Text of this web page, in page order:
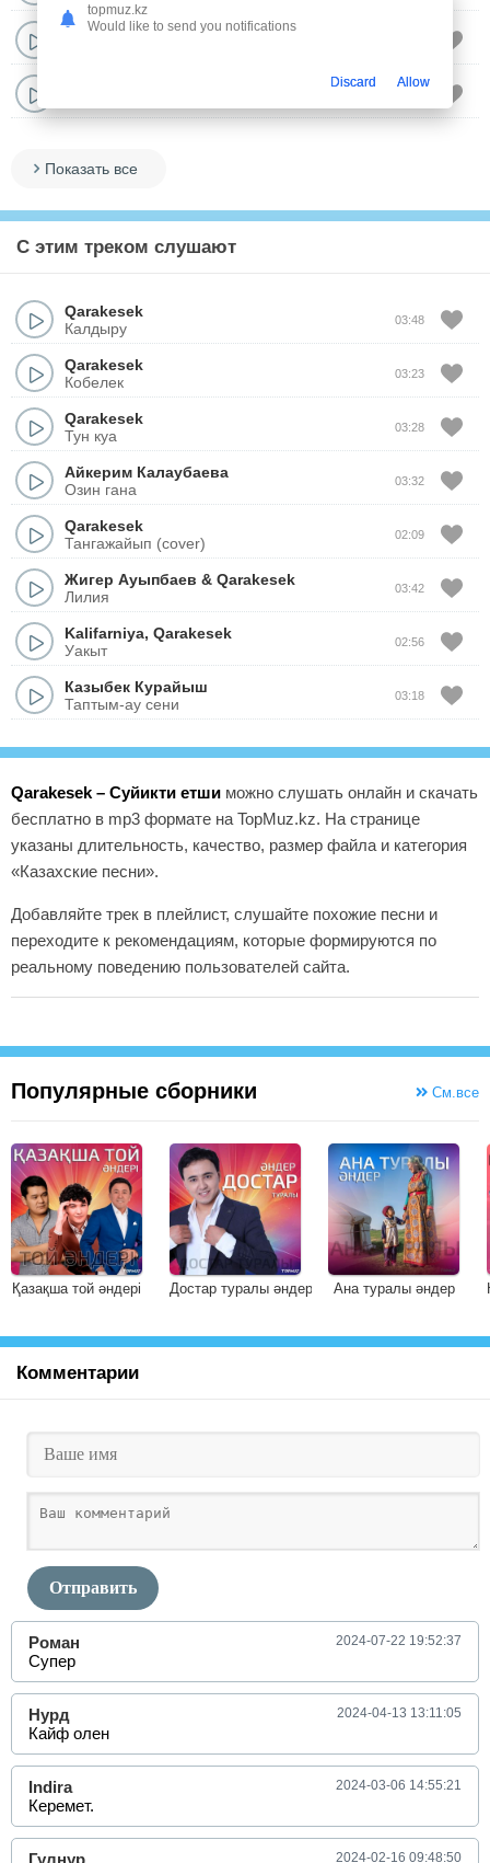
Qarakesek
Показать все
С этим треком слушают
Qarakesek
Калдыру
03:48
Qarakesek
Кобелек
03:23
Qarakesek
Тун куа
03:28
Айкерим Калаубаева
Озин гана
03:32
Qarakesek
Тангажайып (cover)
02:09
Жигер Ауыпбаев & Qarakesek
Лилия
03:42
Kalifarniya, Qarakesek
Уакыт
02:56
Казыбек Курайыш
Таптым-ау сени
03:18
Qarakesek – Суйикти етши можно слушать онлайн и скачать
бесплатно в mp3 формате на TopMuz.kz. На странице
указаны длительность, качество, размер файла и категория
«Казахские песни».
Добавляйте трек в плейлист, слушайте похожие песни и
переходите к рекомендациям, которые формируются по
реальному поведению пользователей сайта.
Популярные сборники См.все
Қазақша той әндері Достар туралы әндер Ана туралы әндер
Комментарии
Отправить
Роман 2024-07-22 19:52:37
Супер
Нурд 2024-04-13 13:11:05
Кайф олен
Indira 2024-03-06 14:55:21
Керемет.
Гулнур 2024-02-16 09:48:50
topmuz.kz
Would like to send you notifications
Discard Allow